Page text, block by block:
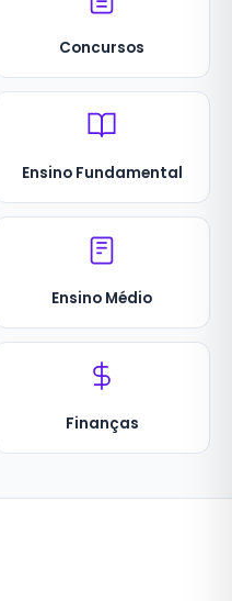
Concursos
Ensino Fundamental
Ensino Médio
Finanças